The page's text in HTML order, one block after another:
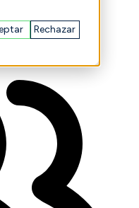
Rechazar